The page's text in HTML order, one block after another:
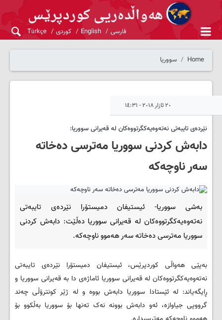
فارسی English کوردی Türkçe
Home سووریا
٢٠ ئازار ٢٠١٨ - ١٤:٣١
نێردەی تایبەتی نەتەوەیەکگرتووەکان لە قەیرانی سووریا:
دابەش کردنی سووریا مەترسی دەخاتە
سەر ناوچەکە
بەشی سووریا- ئیستیفان دمیستۆرا نێردەی تایبەتی
نەتەوەیەکگرتووەکان لە قەیرانی سووریا دەڵێت: دابەش کردنی
سووریا مەترسی دەخاتە سەر هەموو ناوچەکە.
بەپێی هەواڵی کوردپرێس، ئیستیفان دمیستۆرا نێردەی تایبەتی
نەتەوەیەکگرتووەکان لە قەیرانی سووریا ئاماژەی دا بە قەیرانی سووریا و
ڕایگەیاند: لە ئێستادا سووریا دابەش بووە و لە ژێر کونترۆڵی چەند
گرووپی جیاوازە، ئەو دابەش بوونە نەک تەنها بۆ سووریا بەڵکوو بۆ